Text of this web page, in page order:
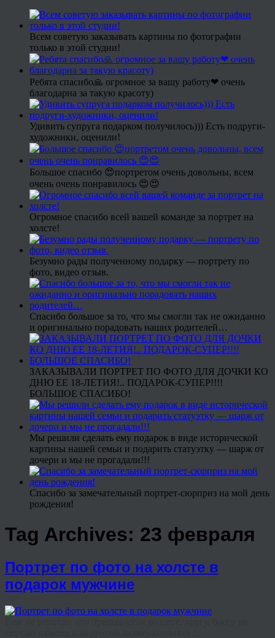
Всем советую заказывать картины по фотографии
только в этой студии!
Ребята спасибо🙏 огромное за вашу работу❤ очень
благодарна за такую красоту)
Удивить супруга подарком получилось))) Есть подруги-
художники, оценили!
Большое спасибо 😍портретом очень довольны, всем
очень очень понравилось 😍😍
Огромное спасибо всей вашей команде за портрет на
холсте!
Безумно рады полученному подарку — портрету по
фото, видео отзыв.
Спасибо большое за то, что мы смогли так не ожиданно
и оригинально порадовать наших родителей…
ЗАКАЗЫВАЛИ ПОРТРЕТ ПО ФОТО ДЛЯ ДОЧКИ КО
ДНЮ ЕЕ 18-ЛЕТИЯ!.. ПОДАРОК-СУПЕР!!!!
БОЛЬШОЕ СПАСИБО!
Мы решили сделать ему подарок в виде исторической
картины нашей семьи и подарить статуэтку — шарж от
дочери и мы не прогадали!!!
Спасибо за замечательный портрет-сюрприз на мой день
рождения!
Tag Archives: 23 февраля
Портрет по фото на холсте в
подарок мужчине